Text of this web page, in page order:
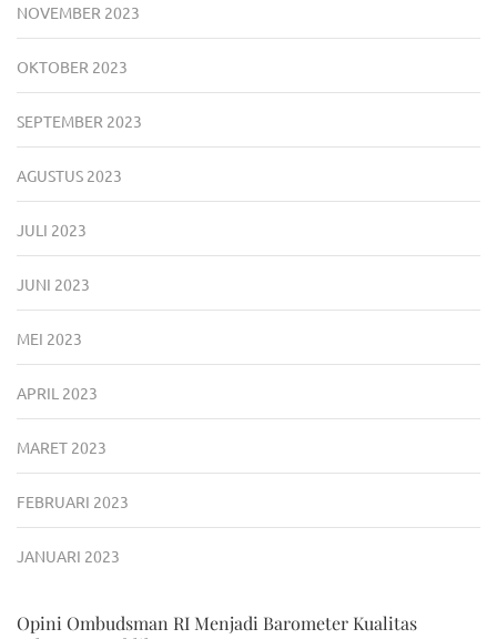
NOVEMBER 2023
OKTOBER 2023
SEPTEMBER 2023
AGUSTUS 2023
JULI 2023
JUNI 2023
MEI 2023
APRIL 2023
MARET 2023
FEBRUARI 2023
JANUARI 2023
Opini Ombudsman RI Menjadi Barometer Kualitas